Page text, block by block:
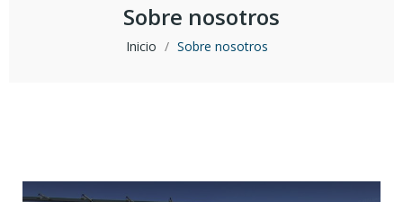
Sobre nosotros
Inicio Sobre nosotros